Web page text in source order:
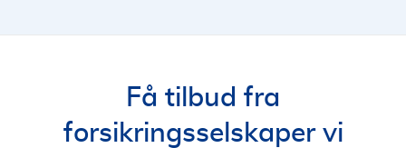
Få tilbud fra
forsikringsselskaper vi